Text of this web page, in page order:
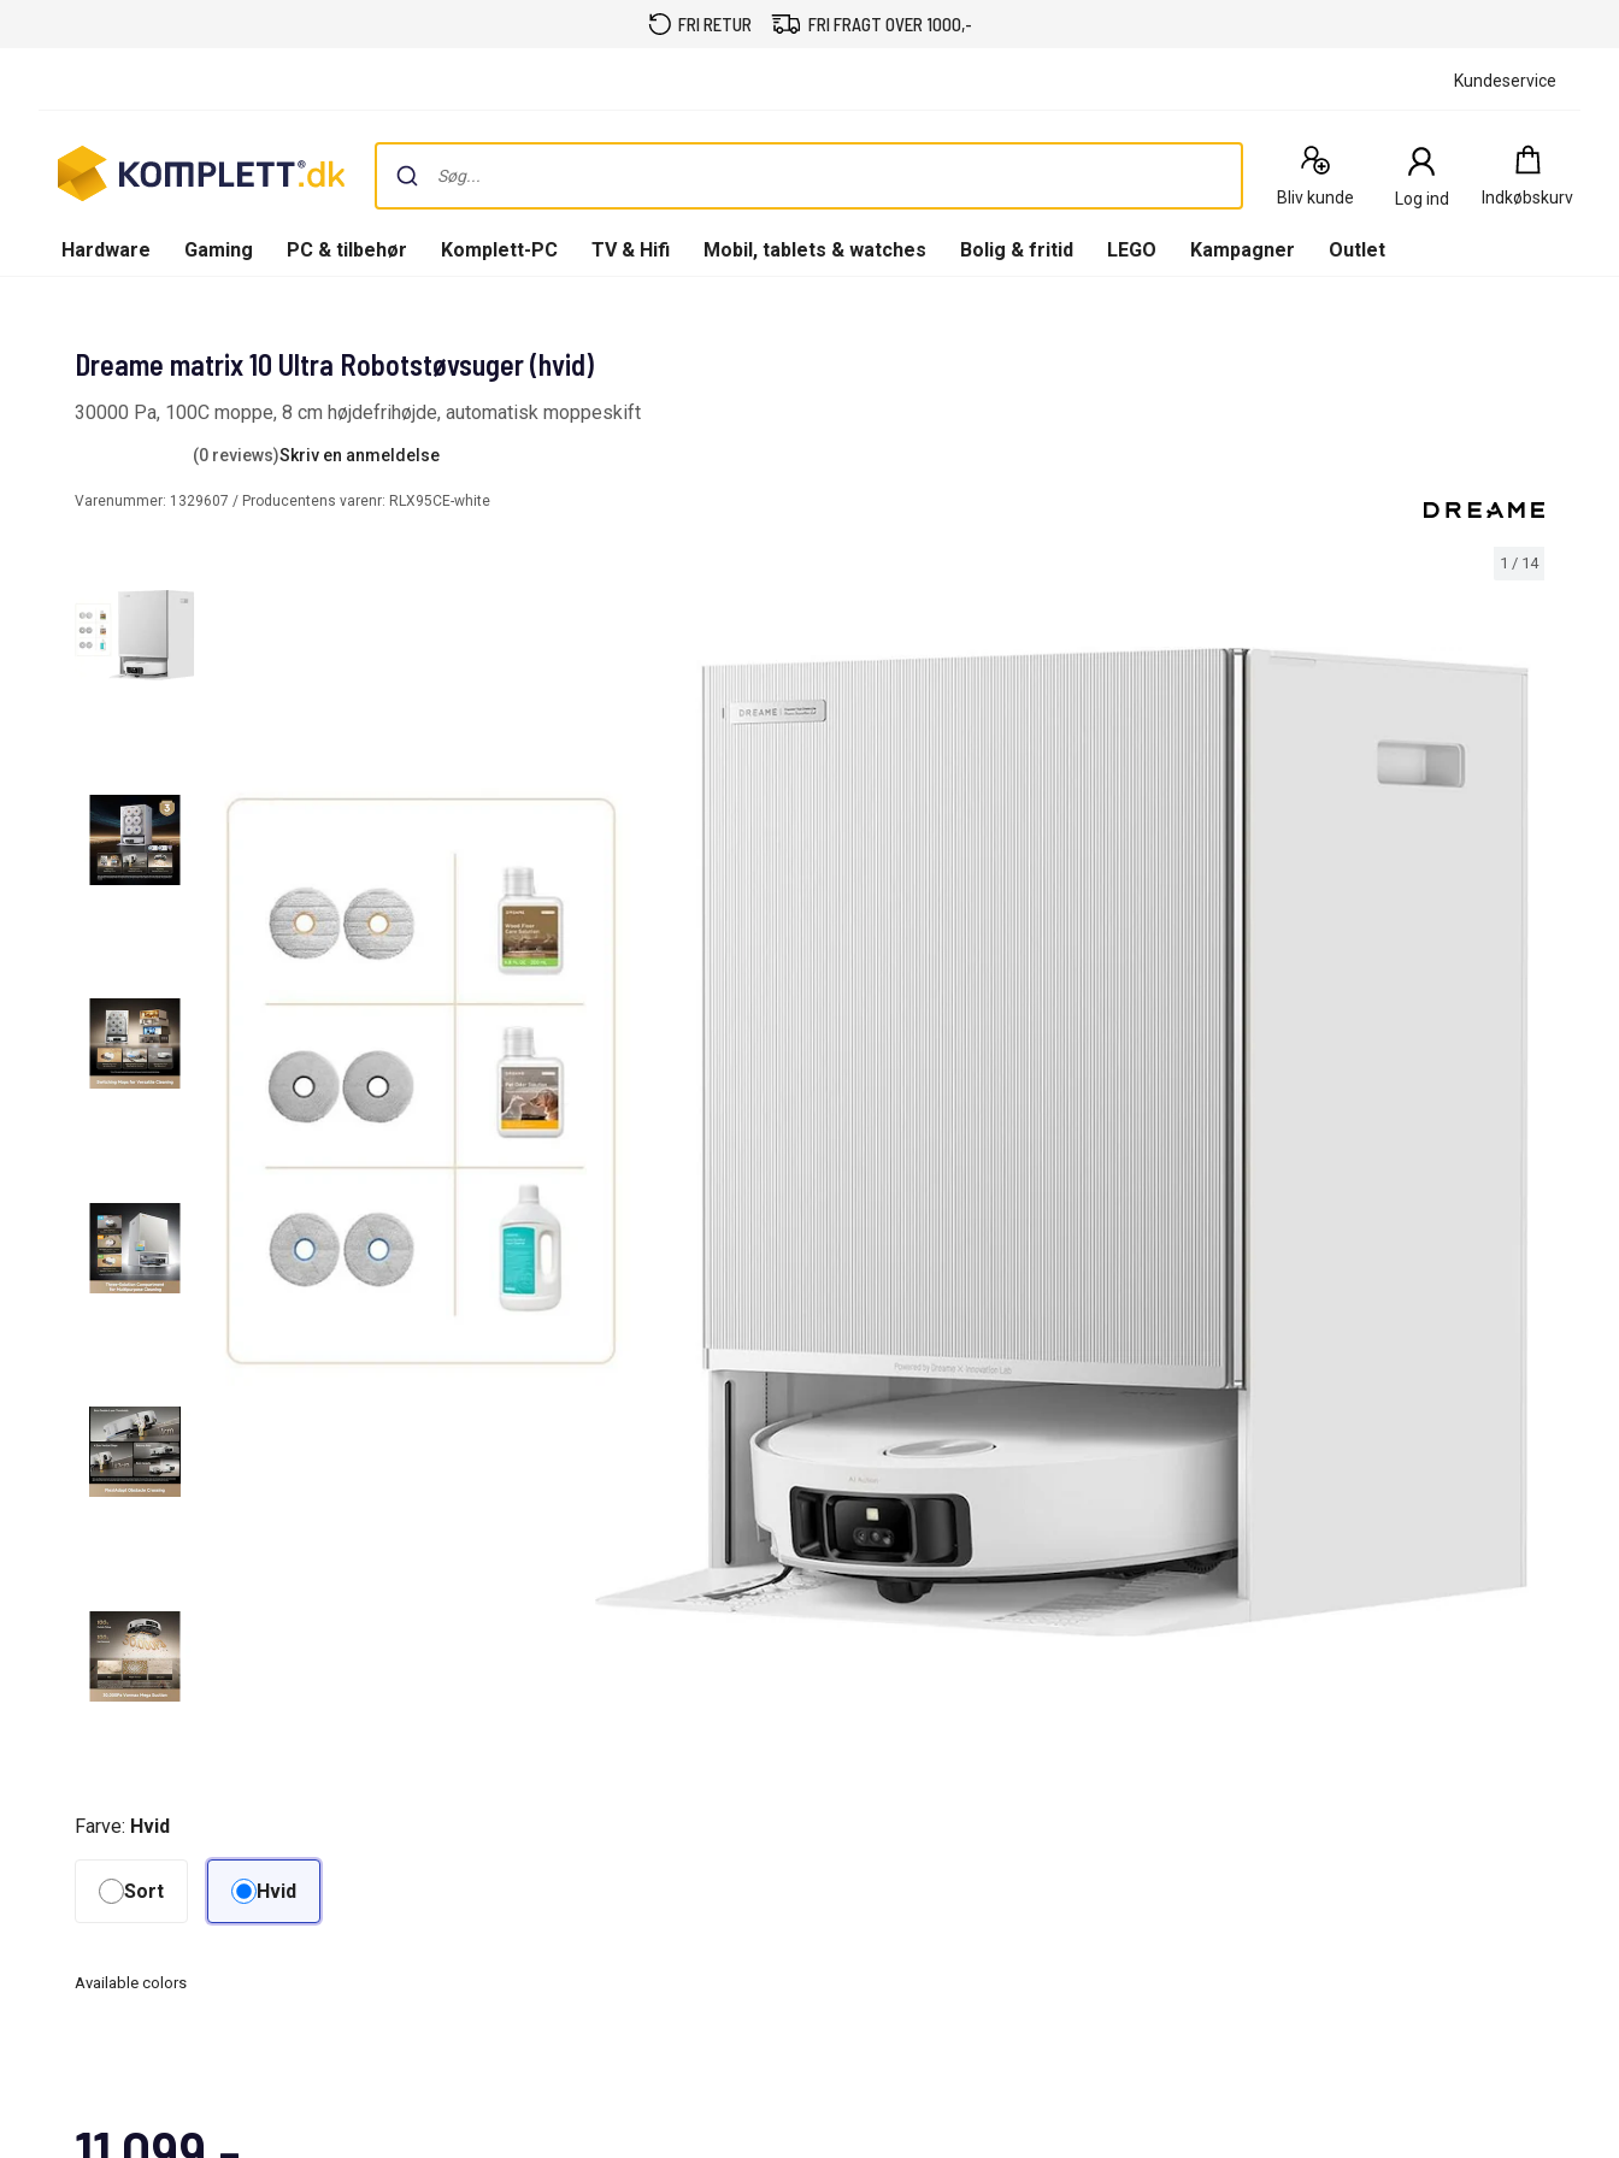
FRI RETUR FRI FRAGT OVER 1000,-
Kundeservice
Bliv kunde Log ind Indkøbskurv
Indkøbskurv
0
Produkter
Hardware Gaming PC & tilbehør Komplett-PC TV & Hifi Mobil, tablets & watches Bolig & fritid LEGO Kampagner Outlet
1 / 14
Dreame matrix 10 Ultra Robotstøvsuger (hvid)
30000 Pa, 100C moppe, 8 cm højdefrihøjde, automatisk moppeskift
(0 reviews)Skriv en anmeldelse
Varenummer: 1329607 / Producentens varenr: RLX95CE-white
Farve: Hvid
Sort Hvid
Available colors